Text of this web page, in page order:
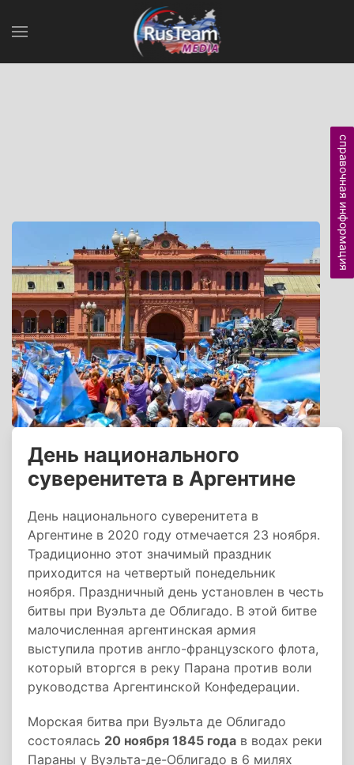
День национального
суверенитета в Аргентине
День национального суверенитета в
Аргентине в 2020 году отмечается 23 ноября.
Традиционно этот значимый праздник
приходится на четвертый понедельник
ноября. Праздничный день установлен в честь
битвы при Вуэльта де Облигадо. В этой битве
малочисленная аргентинская армия
выступила против англо-французского флота,
который вторгся в реку Парана против воли
руководства Аргентинской Конфедерации.
Морская битва при Вуэльта де Облигадо
состоялась 20 ноября 1845 года в водах реки
Параны у Вуэльта-де-Облигадо в 6 милях
справочная информация